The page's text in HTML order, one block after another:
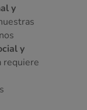
y
y
requiere